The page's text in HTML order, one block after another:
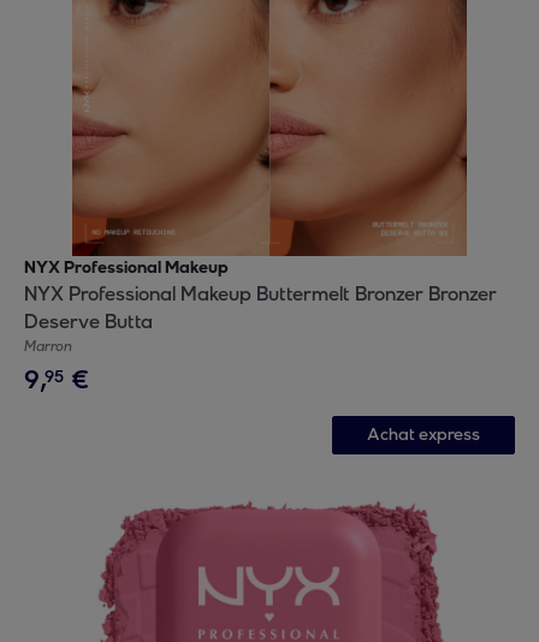
NYX Professional Makeup
NYX Professional Makeup Buttermelt Bronzer Bronzer
Deserve Butta
Marron
9,95 €
Achat express